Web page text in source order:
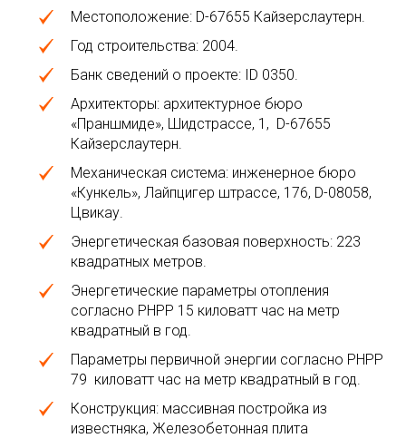
Местоположение: D-67655 Кайзерслаутерн.
Год строительства: 2004.
Банк сведений о проекте: ID 0350.
Архитекторы: архитектурное бюро
«Праншмиде», Шидстрассе, 1, D-67655
Кайзерслаутерн.
Механическая система: инженерное бюро
«Кункель», Лайпцигер штрассе, 176, D-08058,
Цвикау.
Энергетическая базовая поверхность: 223
квадратных метров.
Энергетические параметры отопления
согласно PHPP 15 киловатт час на метр
квадратный в год.
Параметры первичной энергии согласно PHPP
79 киловатт час на метр квадратный в год.
Конструкция: массивная постройка из
известняка, Железобетонная плита